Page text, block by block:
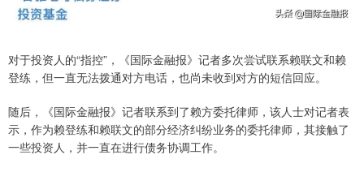
对于投资人的“指控”，《国际金融报》记者多次尝试联系赖联文和赖
登练，但一直无法拨通对方电话，也尚未收到对方的短信回应。
随后，《国际金融报》记者联系到了赖方委托律师，该人士对记者表
示，作为赖登练和赖联文的部分经济纠纷业务的委托律师，其接触了
一些投资人，并一直在进行债务协调工作。